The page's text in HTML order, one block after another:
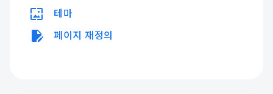
wallpaper 테마
edit_document 페이지 재정의